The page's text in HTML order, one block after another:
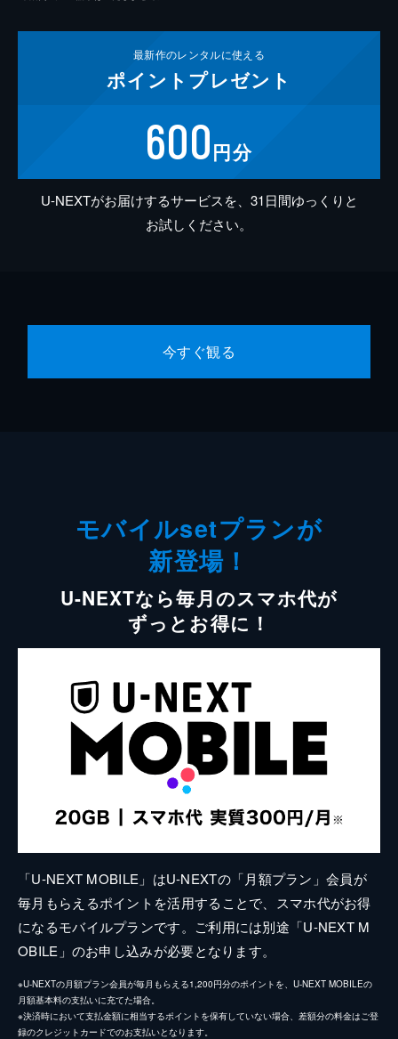
最新作のレンタルに使える
ポイント プレゼント
600円分
U-NEXTがお届けするサービスを、31日間ゆっくりと
お試しください。
今すぐ観る
モバイルsetプランが
新登場！
U-NEXTなら毎月のスマホ代が
ずっとお得に！
「U-NEXT MOBILE」はU-NEXTの「月額プラン」会員が
毎月もらえるポイントを活用することで、スマホ代がお得
になるモバイルプランです。ご利用には別途「U-NEXT M
OBILE」のお申し込みが必要となります。
※U-NEXTの月額プラン会員が毎月もらえる1,200円分のポイントを、U-NEXT MOBILEの
月額基本料の支払いに充てた場合。
※決済時において支払金額に相当するポイントを保有していない場合、差額分の料金はご登
録のクレジットカードでのお支払いとなります。